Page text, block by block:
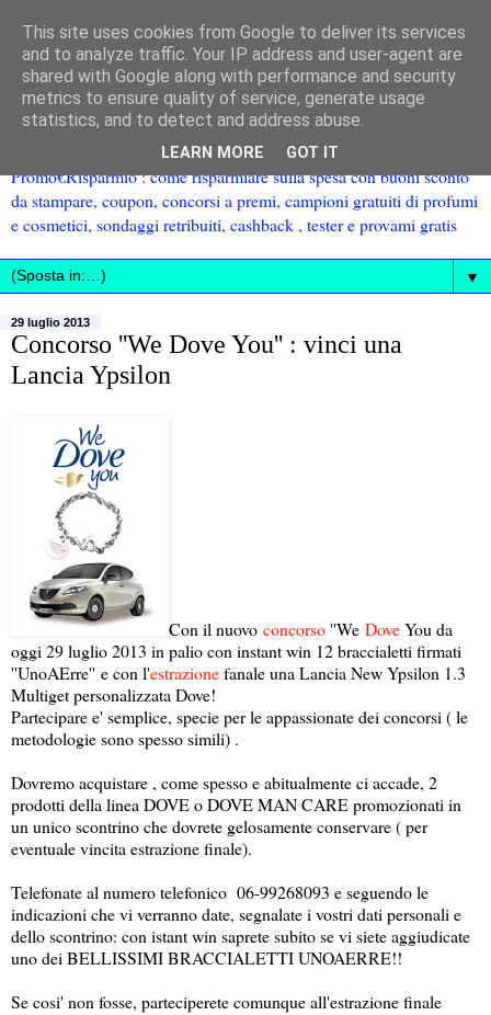
Promo€Risparmio : come risparmiare sulla spesa con buoni sconto
da stampare, coupon, concorsi a premi, campioni gratuiti di profumi
e cosmetici, sondaggi retribuiti, cashback , tester e provami gratis
▼
29 luglio 2013
Concorso ''We Dove You'' : vinci una
Lancia Ypsilon
Con il nuovo concorso''We DoveYou da
oggi 29 luglio 2013 in palio con instant win 12 braccialetti firmati
''UnoAErre'' e con l'estrazionefanale una Lancia New Ypsilon 1.3
Multiget personalizzata Dove!
Partecipare e' semplice, specie per le appassionate dei concorsi ( le
metodologie sono spesso simili) .
Dovremo acquistare , come spesso e abitualmente ci accade, 2
prodotti della linea DOVE o DOVE MAN CARE promozionati in
un unico scontrino che dovrete gelosamente conservare ( per
eventuale vincita estrazione finale).
Telefonate al numero telefonico 06-99268093 e seguendo le
indicazioni che vi verranno date, segnalate i vostri dati personali e
dello scontrino: con istant win saprete subito se vi siete aggiudicate
uno dei BELLISSIMI BRACCIALETTI UNOAERRE!!
Se cosi' non fosse, parteciperete comunque all'estrazione finale
This site uses cookies from Google to deliver its services
and to analyze traffic. Your IP address and user-agent are
shared with Google along with performance and security
metrics to ensure quality of service, generate usage
statistics, and to detect and address abuse.
LEARN MORE GOT IT